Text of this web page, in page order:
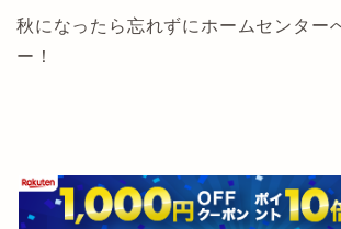
秋になったら忘れずにホームセンター
ー！